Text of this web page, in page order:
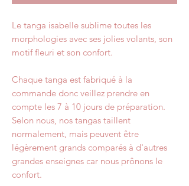
Le tanga isabelle sublime toutes les
morphologies avec ses jolies volants, son
motif fleuri et son confort.
Chaque tanga est fabriqué à la
commande donc veillez prendre en
compte les 7 à 10 jours de préparation.
Selon nous, nos tangas taillent
normalement, mais peuvent être
légèrement grands comparés à d'autres
grandes enseignes car nous prônons le
confort.